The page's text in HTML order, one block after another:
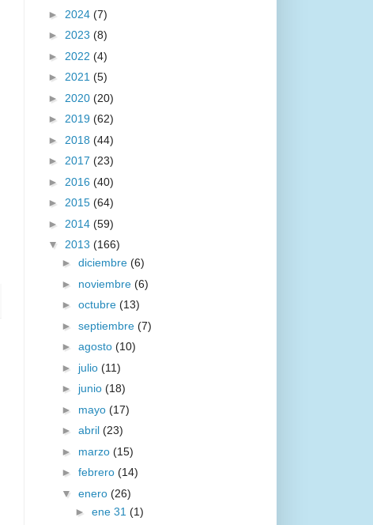
► 2024 (7)
► 2023 (8)
► 2022 (4)
► 2021 (5)
► 2020 (20)
► 2019 (62)
► 2018 (44)
► 2017 (23)
► 2016 (40)
► 2015 (64)
► 2014 (59)
▼ 2013 (166)
► diciembre (6)
► noviembre (6)
► octubre (13)
► septiembre (7)
► agosto (10)
► julio (11)
► junio (18)
► mayo (17)
► abril (23)
► marzo (15)
► febrero (14)
▼ enero (26)
► ene 31 (1)